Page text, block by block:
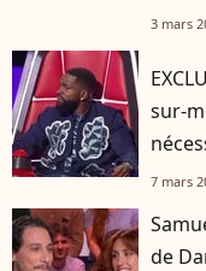
3 mars
sur-
7 mars
de